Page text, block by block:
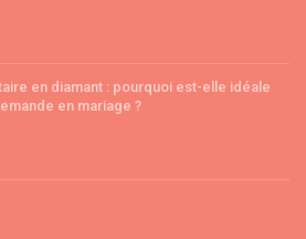
en diamant : pourquoi est-elle idéale
en mariage ?